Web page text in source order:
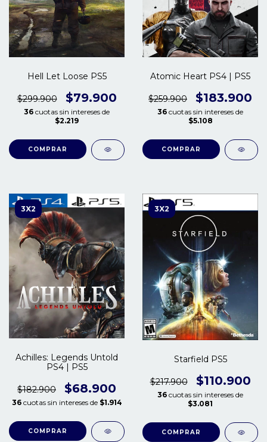
Hell Let Loose PS5
$299.900 $79.900
36 cuotas sin intereses de
$2.219
COMPRAR
Atomic Heart PS4 | PS5
$259.900 $183.900
36 cuotas sin intereses de
$5.108
COMPRAR
3X2
Achilles: Legends Untold
PS4 | PS5
$182.900 $68.900
36 cuotas sin intereses de $1.914
COMPRAR
3X2
Starfield PS5
$217.900 $110.900
36 cuotas sin intereses de
$3.081
COMPRAR